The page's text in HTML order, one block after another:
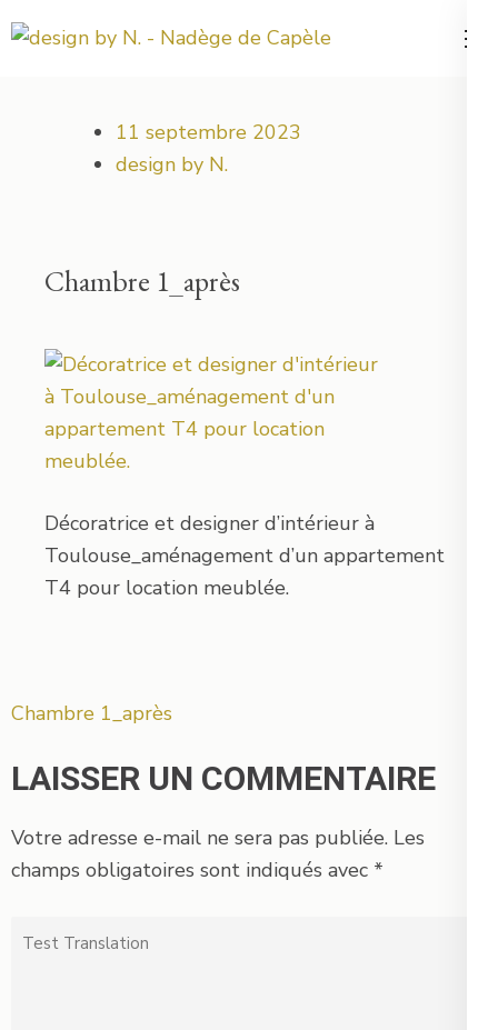
au
11 septembre 2023
design by N.
Chambre 1_après
Décoratrice et designer d’intérieur à
Toulouse_aménagement d’un appartement
T4 pour location meublée.
Navigation
l’article
Chambre 1_après
LAISSER UN COMMENTAIRE
Votre adresse e-mail ne sera pas publiée. Les
champs obligatoires sont indiqués avec *
Test